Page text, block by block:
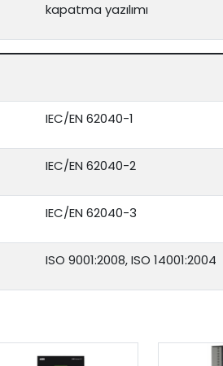
kapatma yazılımı
IEC/EN 62040-1
IEC/EN 62040-2
IEC/EN 62040-3
ISO 9001:2008, ISO 14001:2004